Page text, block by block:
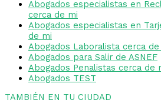
Abogados especialistas en
cerca de mi
Abogados especialistas en
de mi
Abogados Laboralista cerca de
Abogados para Salir de ASNEF
Abogados Penalistas cerca de
Abogados TEST
TAMBIÉN EN TU CIUDAD